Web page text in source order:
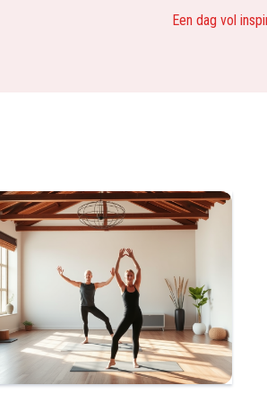
Een dag vol